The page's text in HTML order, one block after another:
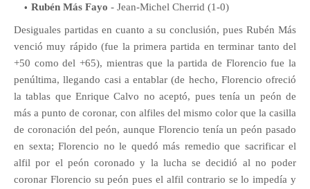
Rubén Más Fayo - Jean-Michel Cherrid (1-0)
Desiguales partidas en cuanto a su conclusión, pues Rubén Más
venció muy rápido (fue la primera partida en terminar tanto del
+50 como del +65), mientras que la partida de Florencio fue la
penúltima, llegando casi a entablar (de hecho, Florencio ofreció
la tablas que Enrique Calvo no aceptó, pues tenía un peón de
más a punto de coronar, con alfiles del mismo color que la casilla
de coronación del peón, aunque Florencio tenía un peón pasado
en sexta; Florencio no le quedó más remedio que sacrificar el
alfil por el peón coronado y la lucha se decidió al no poder
coronar Florencio su peón pues el alfil contrario se lo impedía y